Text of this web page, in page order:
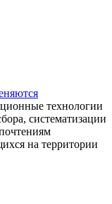
технологии
систематизации
на территории